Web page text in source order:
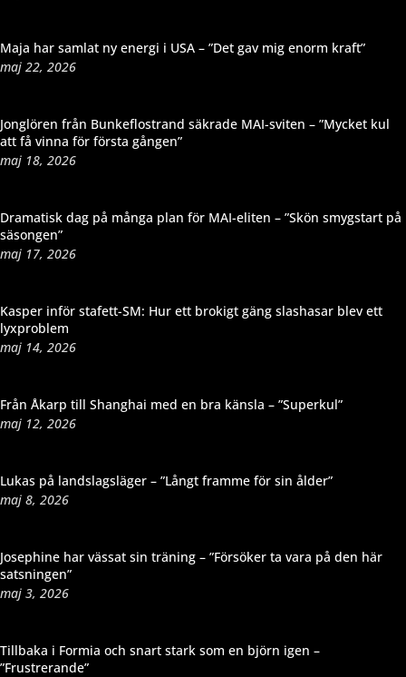
Maja har samlat ny energi i USA – ”Det gav mig enorm kraft”
maj 22, 2026
Jonglören från Bunkeflostrand säkrade MAI-sviten – ”Mycket kul
att få vinna för första gången”
maj 18, 2026
Dramatisk dag på många plan för MAI-eliten – ”Skön smygstart på
säsongen”
maj 17, 2026
Kasper inför stafett-SM: Hur ett brokigt gäng slashasar blev ett
lyxproblem
maj 14, 2026
Från Åkarp till Shanghai med en bra känsla – ”Superkul”
maj 12, 2026
Lukas på landslagsläger – ”Långt framme för sin ålder”
maj 8, 2026
Josephine har vässat sin träning – ”Försöker ta vara på den här
satsningen”
maj 3, 2026
Tillbaka i Formia och snart stark som en björn igen –
”Frustrerande”